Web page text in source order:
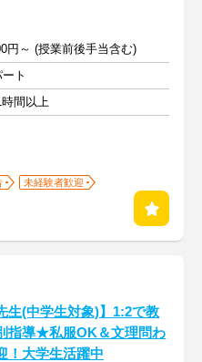
円～ (授業前後手当含む)
ト
間以上
未経験者歓迎
生(中学生対象)】1:2で教
指導★私服OK＆文理問わ
！大学生活躍中